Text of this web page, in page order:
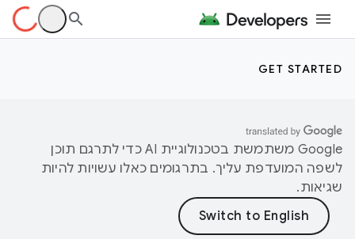
GET STARTED
‫Google משתמשת בטכנולוגיית AI כדי לתרגם תוכן
לשפה המועדפת עליך. בתרגומים כאלו עשויות להיות
שגיאות.